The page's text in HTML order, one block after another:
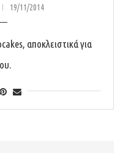
19/11/2014
αποκλειστικά για